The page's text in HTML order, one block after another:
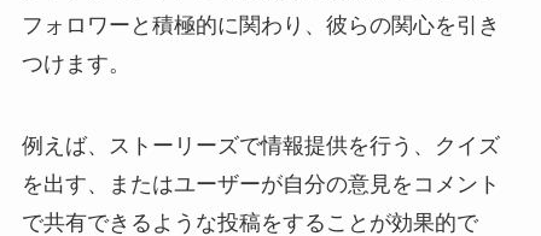
フォロワーと積極的に関わり、彼らの関心を引き
つけます。
例えば、ストーリーズで情報提供を行う、クイズ
を出す、またはユーザーが自分の意見をコメント
で共有できるような投稿をすることが効果的で